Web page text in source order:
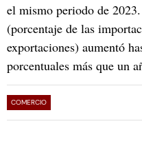
el mismo periodo de
(porcentaje de las
exportaciones) aumentó
porcentuales más que un
COMERCIO